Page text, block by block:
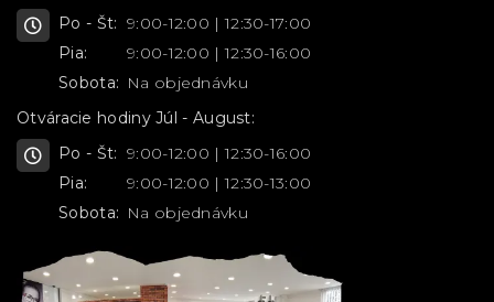
Po - Št: 9:00-12:00 | 12:30-17:00
Pia:
9:00-12:00 | 12:30-16:00
Sobota: Na objednávku
Otváracie hodiny Júl - August:
Po - Št: 9:00-12:00 | 12:30-16:00
Pia:
9:00-12:00 | 12:30-13:00
Sobota: Na objednávku